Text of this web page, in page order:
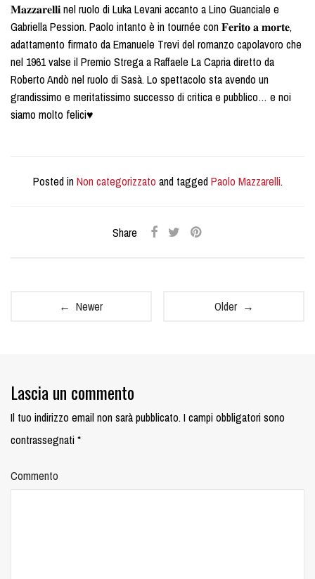
𝐌𝐚𝐳𝐳𝐚𝐫𝐞𝐥𝐥𝐢 nel ruolo di Luka Levani accanto a Lino Guanciale e
Gabriella Pession. Paolo intanto è in tournée con 𝐅𝐞𝐫𝐢𝐭𝐨 𝐚 𝐦𝐨𝐫𝐭𝐞,
adattamento firmato da Emanuele Trevi del romanzo capolavoro che
nel 1961 valse il Premio Strega a Raffaele La Capria diretto da
Roberto Andò nel ruolo di Sasà. Lo spettacolo sta avendo un
grandissimo e meritatissimo successo di critica e pubblico… e noi
siamo molto felici♥️
Posted inNon categorizzato and taggedPaolo Mazzarelli.
Share
← Newer Older →
Lascia un commento
Il tuo indirizzo email non sarà pubblicato.I campi obbligatori sono
contrassegnati*
Commento